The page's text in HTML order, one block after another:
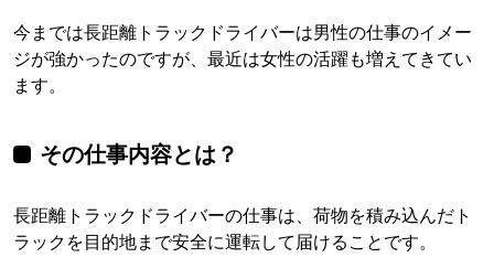
今までは長距離トラックドライバーは男性の仕事のイメー
ジが強かったのですが、最近は女性の活躍も増えてきてい
ます。
その仕事内容とは？
長距離トラックドライバーの仕事は、荷物を積み込んだト
ラックを目的地まで安全に運転して届けることです。